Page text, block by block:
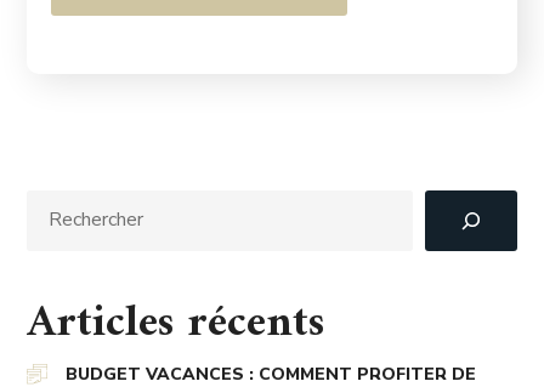
Articles récents
BUDGET VACANCES : COMMENT PROFITER DE